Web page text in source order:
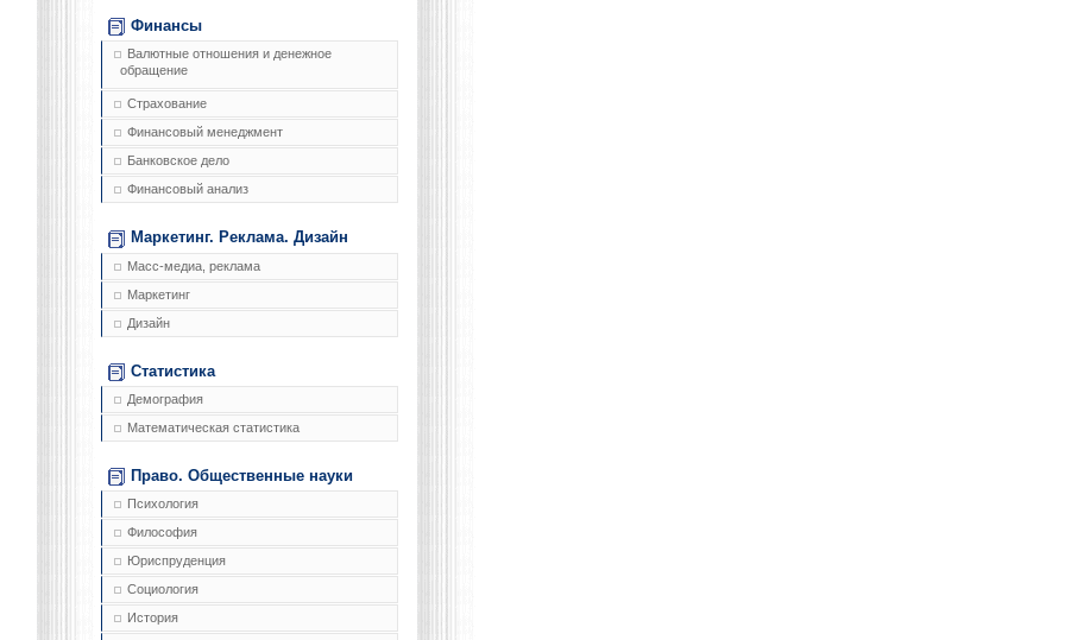
Финансы
Валютные отношения и денежное
обращение
Страхование
Финансовый менеджмент
Банковское дело
Финансовый анализ
Маркетинг. Реклама. Дизайн
Масс-медиа, реклама
Маркетинг
Дизайн
Статистика
Демография
Математическая статистика
Право. Общественные науки
Психология
Философия
Юриспруденция
Социология
История